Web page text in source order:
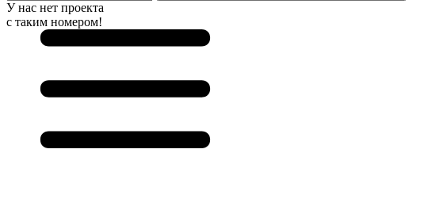
У нас нет проекта
с таким номером!